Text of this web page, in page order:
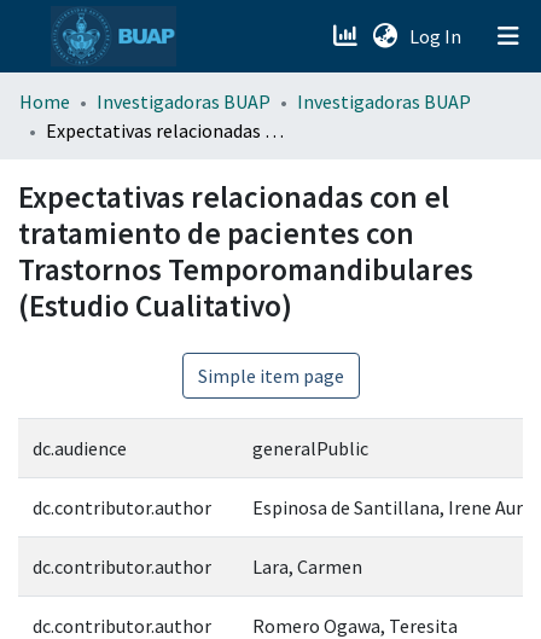
Log In (current)
menu.section.about_menu
Home Investigadoras BUAP
Investigadoras BUAP
Expectativas relacionadas con el tratamiento de pacientes con Trastornos Temporomandibulares (Estudio Cualitativo)
Expectativas relacionadas con el
tratamiento de pacientes con
Trastornos Temporomandibulares
(Estudio Cualitativo)
Simple item page
dc.audience generalPublic
dc.contributor.author Espinosa de Santillana, Irene
dc.contributor.author Lara, Carmen
dc.contributor.author Romero Ogawa, Teresita